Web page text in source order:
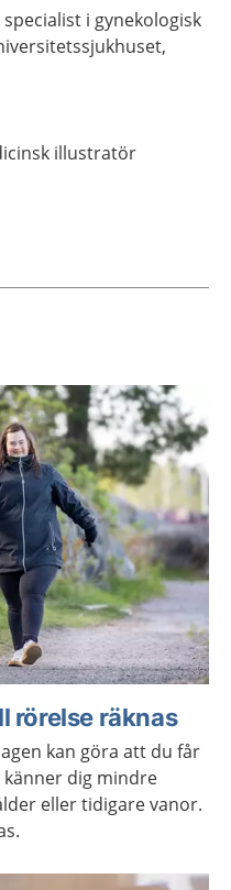
specialist i gynekologisk
illustratör
rörelse räknas
kan göra att du får
dig mindre
eller tidigare vanor.